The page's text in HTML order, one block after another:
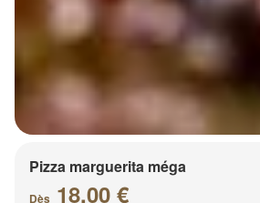
Pizza marguerita méga
Dès 18.00 €